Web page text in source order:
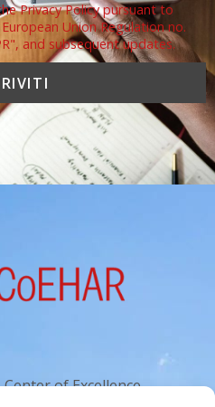
Privacy Policy pursuant to
Union Regulation no.
and subsequent updates.
of Excellence